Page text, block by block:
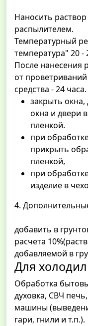
Наносить
распылителем.
Температурный
температура" 20 -
После нанесения
от
средства - 24 часа.
закрыть
окна и двери
пленкой.
при
прикрыть
пленкой,
при
изделие в
4.
добавить в
расчета
добавляемой в
Для
Обработка
духовка, СВЧ
машины
гари, гнили и т.п.).